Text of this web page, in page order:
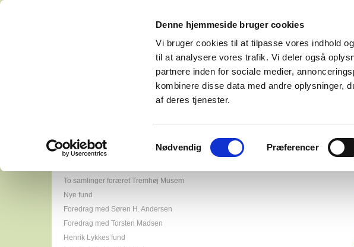
Denne hjemmeside bruger cookies
Vi bruger cookies til at tilpasse vores indhold
til at analysere vores trafik. Vi deler også
partnere inden for sociale medier,
kombinere disse data med andre oplysninger,
af deres tjenester.
Nødvendig Præferencer
Tremhøj
Vi bevarer
Musemsforeningen
To samlinger foræret Tremhøj Musem
Nye fund
Foredrag med Søren H. Andersen
Foredrag med Torsten Madsen
Henrik Lykkes fund